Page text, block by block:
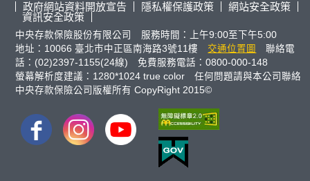
政府網站資料開放宣告 隱私權保護政策
網站安全政策
資訊安全政策
中央存款保險股份有限公司 服務時間：上午9:00至下午5:00
地址：10066 臺北市中正區南海路3號11樓
交通位置圖
聯絡電
話：(02)2397-1155(24線) 免費服務電話：0800-000-148
螢幕解析度建議：1280*1024 true color 任何問題請與本公司聯絡
中央存款保險公司版權所有 CopyRight 2015©
youtube